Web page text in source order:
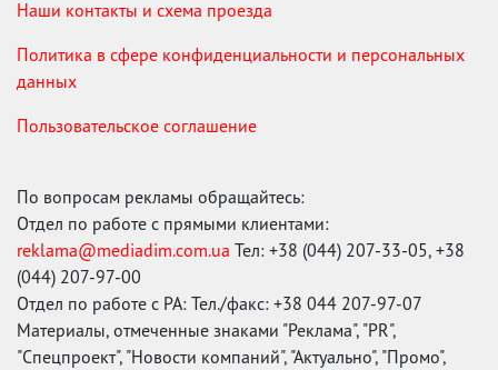
Наши контакты и схема проезда
Политика в сфере конфиденциальности и персональных
данных
Пользовательское соглашение
По вопросам рекламы обращайтесь:
Отдел по работе с прямыми клиентами:
reklama@mediadim.com.ua Тел: +38 (044) 207-33-05, +38
(044) 207-97-00
Отдел по работе с РА: Тел./факс: +38 044 207-97-07
Материалы, отмеченные знаками "Реклама", "PR",
"Спецпроект", "Новости компаний", "Актуально", "Промо",